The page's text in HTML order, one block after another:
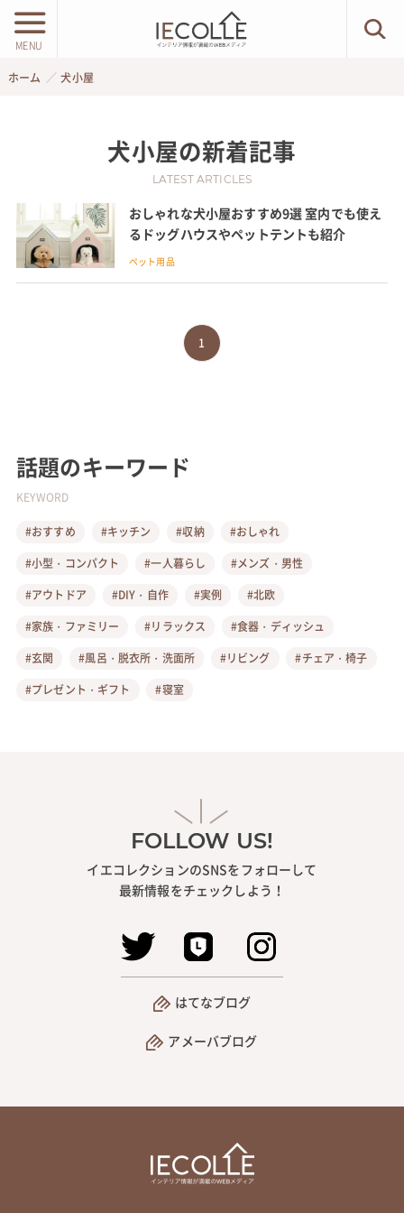
MENU
ホーム 犬小屋
犬小屋の新着記事
LATEST ARTICLES
おしゃれな犬小屋おすすめ9選 室内でも使え
るドッグハウスやペットテントも紹介
ペット用品
1
話題のキーワード
KEYWORD
#おすすめ #キッチン #収納
#おしゃれ
#小型・コンパクト
#一人暮らし
#メンズ・男性
#アウトドア
#DIY・自作 #実例
#北欧
#家族・ファミリー
#リラックス
#食器・ディッシュ
#玄関
#風呂・脱衣所・洗面所 #リビング
#チェア・椅子
#プレゼント・ギフト
#寝室
FOLLOW US!
イエコレクションのSNSをフォローして
最新情報をチェックしよう！
はてなブログ
アメーバブログ